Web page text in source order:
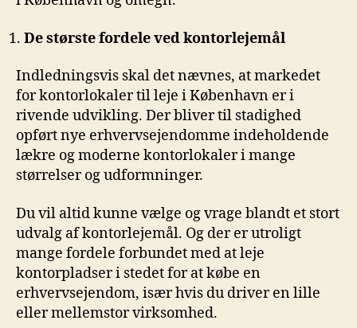
De største fordele ved kontorlejemål
Indledningsvis skal det nævnes, at markedet
for kontorlokaler til leje i København er i
rivende udvikling. Der bliver til stadighed
opført nye erhvervsejendomme indeholdende
lækre og moderne kontorlokaler i mange
størrelser og udformninger.
Du vil altid kunne vælge og vrage blandt et stort
udvalg af kontorlejemål. Og der er utroligt
mange fordele forbundet med at leje
kontorpladser i stedet for at købe en
erhvervsejendom, især hvis du driver en lille
eller mellemstor virksomhed.